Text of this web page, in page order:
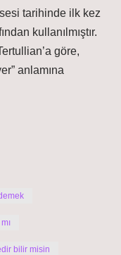
tarihinde ilk kez
kullanılmıştır.
göre,
anlamına
bilir misin